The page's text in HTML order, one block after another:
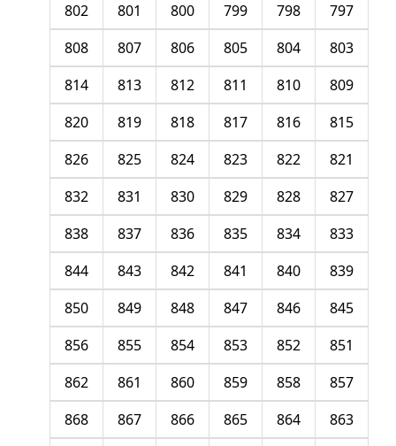
797
798
799
800
801
802
803
804
805
806
807
808
809
810
811
812
813
814
815
816
817
818
819
820
821
822
823
824
825
826
827
828
829
830
831
832
833
834
835
836
837
838
839
840
841
842
843
844
845
846
847
848
849
850
851
852
853
854
855
856
857
858
859
860
861
862
863
864
865
866
867
868